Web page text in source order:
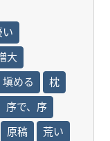
い
大
める
枕
序で、序
原稿
荒い